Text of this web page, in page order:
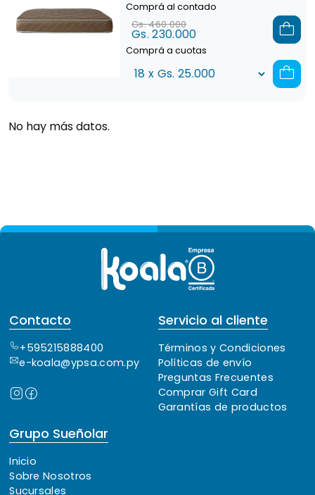
Comprá al contado
Gs. 460.000
Gs. 230.000
Comprá a cuotas
No hay más datos.
Contacto
+595215888400
e-koala@ypsa.com.py
Servicio al cliente
Términos y Condiciones
Políticas de envío
Preguntas Frecuentes
Comprar Gift Card
Garantías de productos
Grupo Sueñolar
Inicio
Sobre Nosotros
Sucursales